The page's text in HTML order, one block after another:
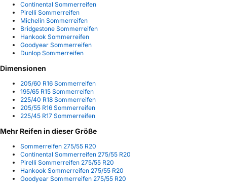
Continental Sommerreifen
Pirelli Sommerreifen
Michelin Sommerreifen
Bridgestone Sommerreifen
Hankook Sommerreifen
Goodyear Sommerreifen
Dunlop Sommerreifen
Dimensionen
205/60 R16 Sommerreifen
195/65 R15 Sommerreifen
225/40 R18 Sommerreifen
205/55 R16 Sommerreifen
225/45 R17 Sommerreifen
Mehr Reifen in dieser Größe
Sommerreifen 275/55 R20
Continental Sommerreifen 275/55 R20
Pirelli Sommerreifen 275/55 R20
Hankook Sommerreifen 275/55 R20
Goodyear Sommerreifen 275/55 R20